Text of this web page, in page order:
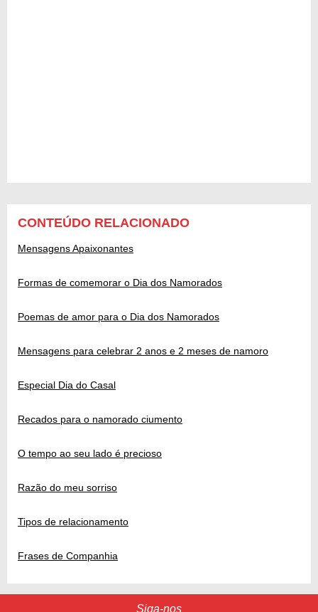
CONTEÚDO RELACIONADO
Mensagens Apaixonantes
Formas de comemorar o Dia dos Namorados
Poemas de amor para o Dia dos Namorados
Mensagens para celebrar 2 anos e 2 meses de namoro
Especial Dia do Casal
Recados para o namorado ciumento
O tempo ao seu lado é precioso
Razão do meu sorriso
Tipos de relacionamento
Frases de Companhia
Siga-nos